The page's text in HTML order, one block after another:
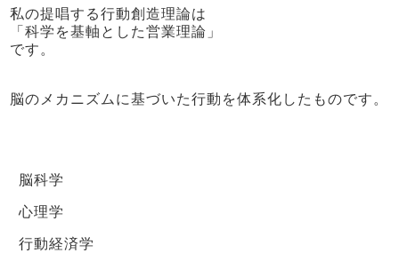
私の提唱する行動創造理論は
「科学を基軸とした営業理論」
です。
脳のメカニズムに基づいた行動を体系化したものです。
脳科学
心理学
行動経済学